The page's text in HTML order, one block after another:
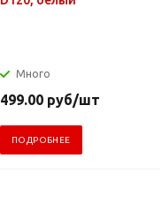
Много
499.00 руб/шт
ПОДРОБНЕЕ